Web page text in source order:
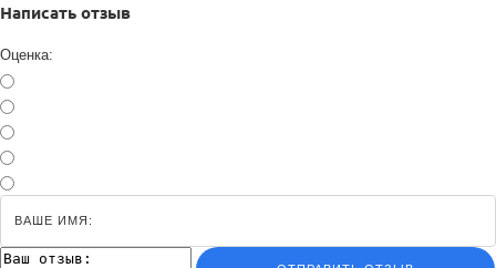
Написать отзыв
Оценка: